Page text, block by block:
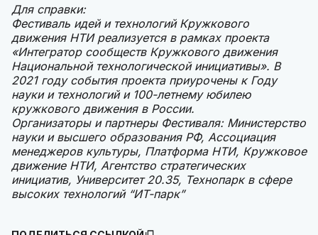
Для справки:
Фестиваль идей и технологий Кружкового
движения НТИ реализуется в рамках проекта
«Интегратор сообществ Кружкового движения
Национальной технологической инициативы». В
2021 году события проекта приурочены к Году
науки и технологий и 100-летнему юбилею
кружкового движения в России.
Организаторы и партнеры Фестиваля: Министерство
науки и высшего образования РФ, Ассоциация
менеджеров культуры, Платформа НТИ, Кружковое
движение НТИ, Агентство стратегических
инициатив, Университет 20.35, Технопарк в сфере
высоких технологий “ИТ-парк”